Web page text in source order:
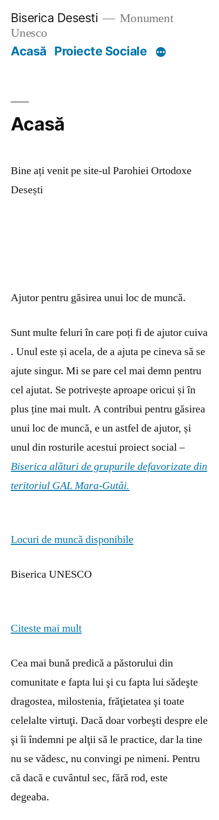
content
Biserica Desesti
Monument
Unesco
Acasă Proiecte Sociale
Acasă
Bine ați venit pe site-ul Parohiei Ortodoxe
Desești
Ajutor pentru găsirea unui loc de muncă.
Sunt multe feluri în care poți fi de ajutor cuiva
. Unul este și acela, de a ajuta pe cineva să se
ajute singur. Mi se pare cel mai demn pentru
cel ajutat. Se potrivește aproape oricui și în
plus ține mai mult. A contribui pentru găsirea
unui loc de muncă, e un astfel de ajutor, și
unul din rosturile acestui proiect social –
Biserica alături de grupurile defavorizate din
teritoriul GAL Mara-Gutâi.
Locuri de muncă disponibile
Biserica UNESCO
Citeste mai mult
Cea mai bună predică a păstorului din
comunitate e fapta lui şi cu fapta lui sădeşte
dragostea, milostenia, frăţietatea şi toate
celelalte virtuţi. Dacă doar vorbeşti despre ele
şi îi îndemni pe alţii să le practice, dar la tine
nu se vă­desc, nu convingi pe nimeni. Pentru
că dacă e cuvântul sec, fără rod, este
degeaba.